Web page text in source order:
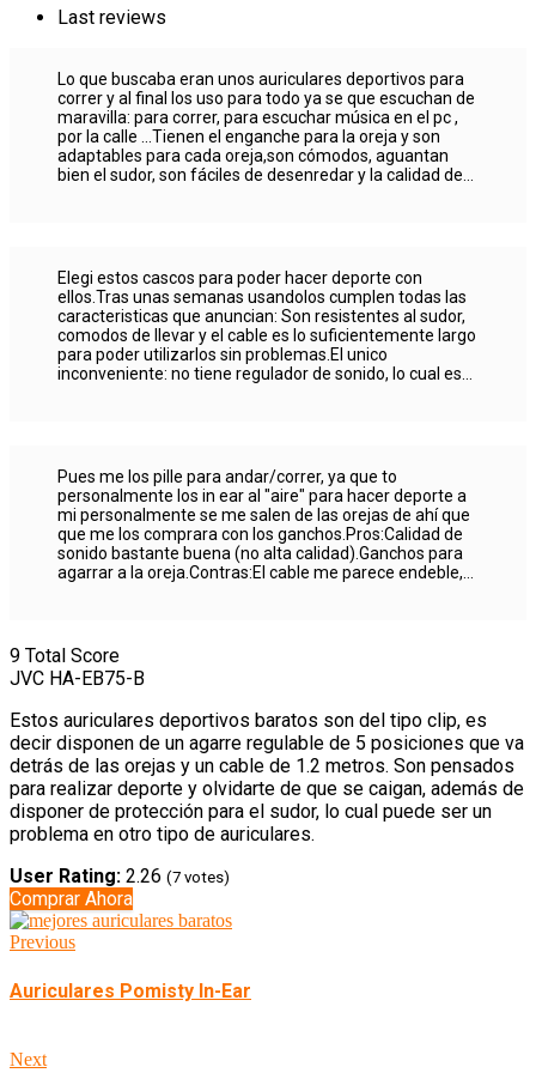
Last reviews
Lo que buscaba eran unos auriculares deportivos para
correr y al final los uso para todo ya se que escuchan de
maravilla: para correr, para escuchar música en el pc ,
por la calle ...Tienen el enganche para la oreja y son
adaptables para cada oreja,son cómodos, aguantan
bien el sudor, son fáciles de desenredar y la calidad de
los llevo 1 año ya y siguen como el primer día ( y eso que
los uso todos los días para todo).Recomendable 100%
Elegi estos cascos para poder hacer deporte con
ellos.Tras unas semanas usandolos cumplen todas las
caracteristicas que anuncian: Son resistentes al sudor,
comodos de llevar y el cable es lo suficientemente largo
para poder utilizarlos sin problemas.El unico
inconveniente: no tiene regulador de sonido, lo cual es
Pues me los pille para andar/correr, ya que to
personalmente los in ear al "aire" para hacer deporte a
mi personalmente se me salen de las orejas de ahí que
que me los comprara con los ganchos.Pros:Calidad de
sonido bastante buena (no alta calidad).Ganchos para
agarrar a la oreja.Contras:El cable me parece endeble,
de volumen en el cable.Trenzado de cable.
9 Total Score
JVC HA-EB75-B
Estos auriculares deportivos baratos son del tipo clip, es
decir disponen de un agarre regulable de 5 posiciones que va
detrás de las orejas y un cable de 1.2 metros. Son pensados
para realizar deporte y olvidarte de que se caigan, además de
disponer de protección para el sudor, lo cual puede ser un
problema en otro tipo de auriculares.
User Rating: 2.26 (7 votes)
Comprar Ahora
Previous
Auriculares Pomisty In-Ear
Next